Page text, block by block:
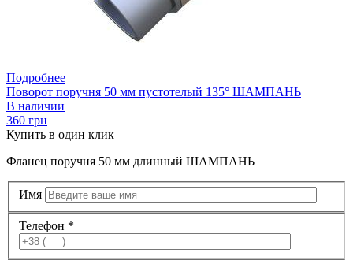
Подробнее
Поворот поручня 50 мм пустотелый 135° ШАМПАНЬ
В наличии
360 грн
Купить в один клик
Фланец поручня 50 мм длинный ШАМПАНЬ
Имя
Телефон *